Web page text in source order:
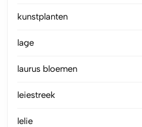
kunstplanten
lage
laurus bloemen
leiestreek
lelie